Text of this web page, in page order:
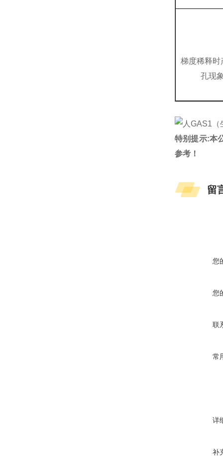
梯度稀释时
孔现
特别提示:本
参考！
留
您
您
联
常
详
补